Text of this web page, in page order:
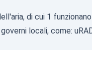
di cui 1
locali, come: